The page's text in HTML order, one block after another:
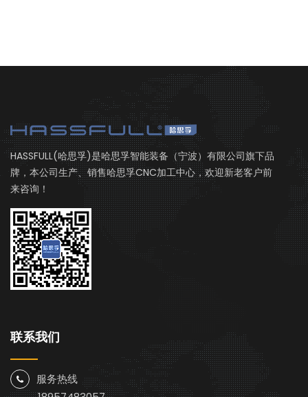
HASSFULL(哈思孚)是哈思孚智能装备（宁波）有限公司旗下品
牌，本公司生产、销售哈思孚CNC加工中心，欢迎新老客户前
来咨询！
联系我们
服务热线